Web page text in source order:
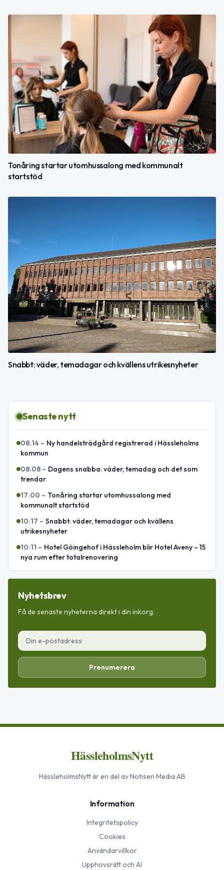
Tonåring startar utomhussalong med kommunalt
startstöd
Snabbt: väder, temadagar och kvällens utrikesnyheter
Senaste nytt
08:14 – Ny handelsträdgård registrerad i Hässleholms
kommun
08:08 – Dagens snabba: väder, temadag och det som
trendar
17:00 – Tonåring startar utomhussalong med
kommunalt startstöd
10:17 – Snabbt: väder, temadagar och kvällens
utrikesnyheter
10:11 – Hotel Göingehof i Hässleholm blir Hotel Aveny – 15
nya rum efter totalrenovering
Nyhetsbrev
Få de senaste nyheterna direkt i din inkorg.
Prenumerera
HässleholmsNytt
HässleholmsNyttär en del av Notisen Media AB
Information
Integritetspolicy
Cookies
Användarvillkor
Upphovsrätt och AI